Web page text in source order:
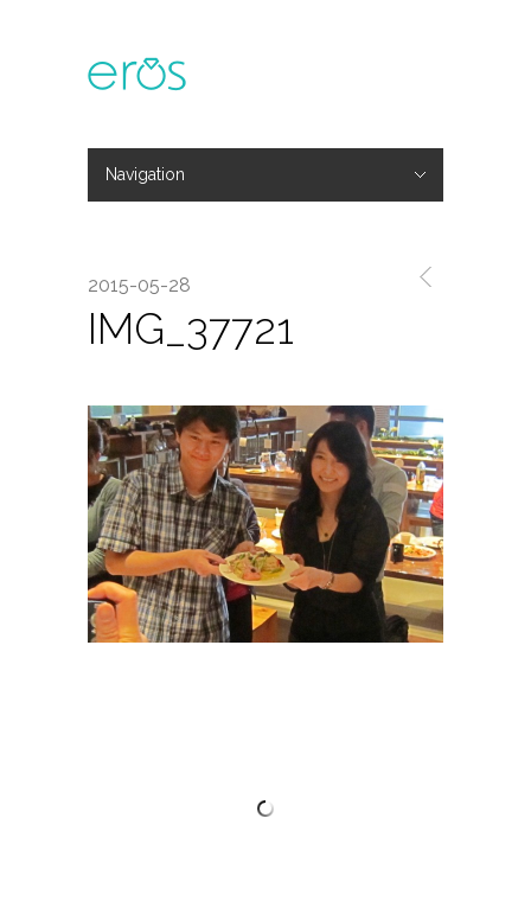
Navigation
2015-05-28
IMG_37721